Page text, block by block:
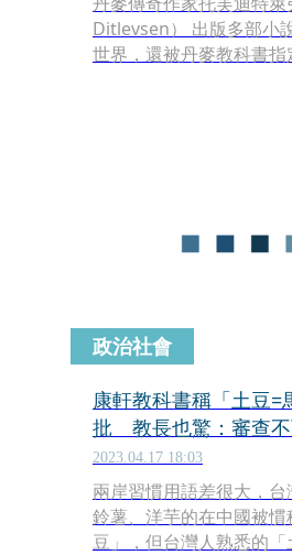
Ditlevsen） 出版多部小
世界，還被丹麥教科書指
政治社會
康軒教科書稱「土豆=
批 教長也驚：審查不
2023.04.17 18:03
兩岸習慣用語差很大，
鈴薯、洋芋的在中國被慣
豆」，但台灣人熟悉的「